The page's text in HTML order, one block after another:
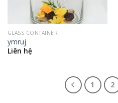
GLASS CONTAINER
ymruj
Liên hệ
1 2